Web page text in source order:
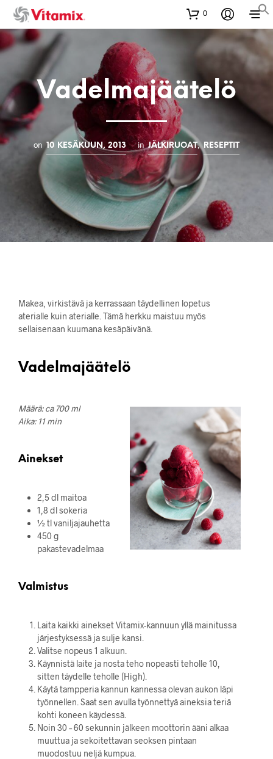
0
Vadelmajäätelö
on 10 KESÄKUUN, 2013 in JÄLKIRUOAT, RESEPTIT
Makea, virkistävä ja kerrassaan täydellinen lopetus
aterialle kuin aterialle. Tämä herkku maistuu myös
sellaisenaan kuumana kesäpäivänä.
Vadelmajäätelö
Määrä: ca 700 ml
Aika: 11 min
Ainekset
2,5 dl maitoa
1,8 dl sokeria
½ tl vaniljajauhetta
450 g
pakastevadelmaa
Valmistus
Laita kaikki ainekset Vitamix-kannuun yllä mainitussa
järjestyksessä ja sulje kansi.
Valitse nopeus 1 alkuun.
Käynnistä laite ja nosta teho nopeasti teholle 10,
sitten täydelle teholle (High).
Käytä tampperia kannun kannessa olevan aukon läpi
työnnellen. Saat sen avulla työnnettyä aineksia teriä
kohti koneen käydessä.
Noin 30 – 60 sekunnin jälkeen moottorin ääni alkaa
muuttua ja sekoitettavan seoksen pintaan
muodostuu neljä kumpua.